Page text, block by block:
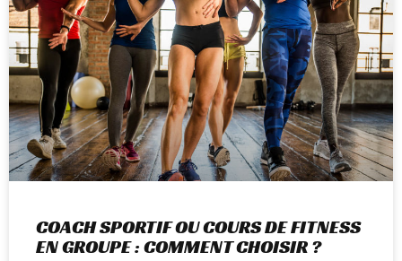
COACH SPORTIF OU COURS DE FITNESS
EN GROUPE : COMMENT CHOISIR ?